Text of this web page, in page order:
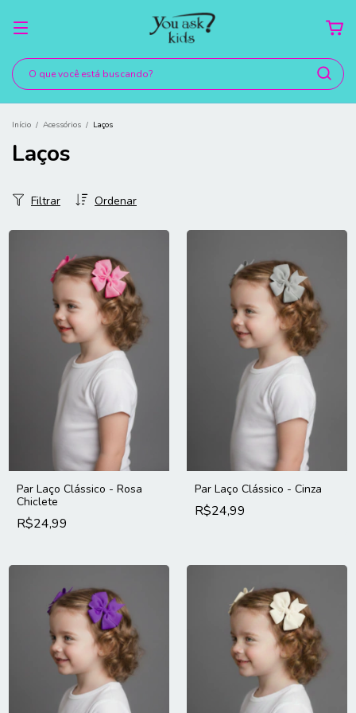
Início / Acessórios / Laços
Laços
Ordenar
Filtrar
Par Laço Clássico - Rosa
Chiclete
R$24,99
Par Laço Clássico - Cinza
R$24,99